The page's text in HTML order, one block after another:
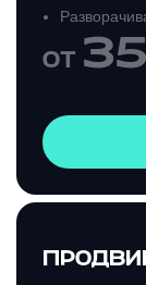
ОТ